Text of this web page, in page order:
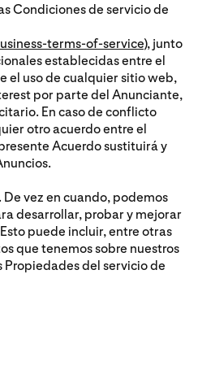
Condiciones de servicio de
terms-of-service), junto
establecidas entre el
el uso de cualquier sitio web,
por parte del Anunciante,
En caso de conflicto
otro acuerdo entre el
Acuerdo sustituirá y
vez en cuando, podemos
desarrollar, probar y mejorar
puede incluir, entre otras
que tenemos sobre nuestros
Propiedades del servicio de